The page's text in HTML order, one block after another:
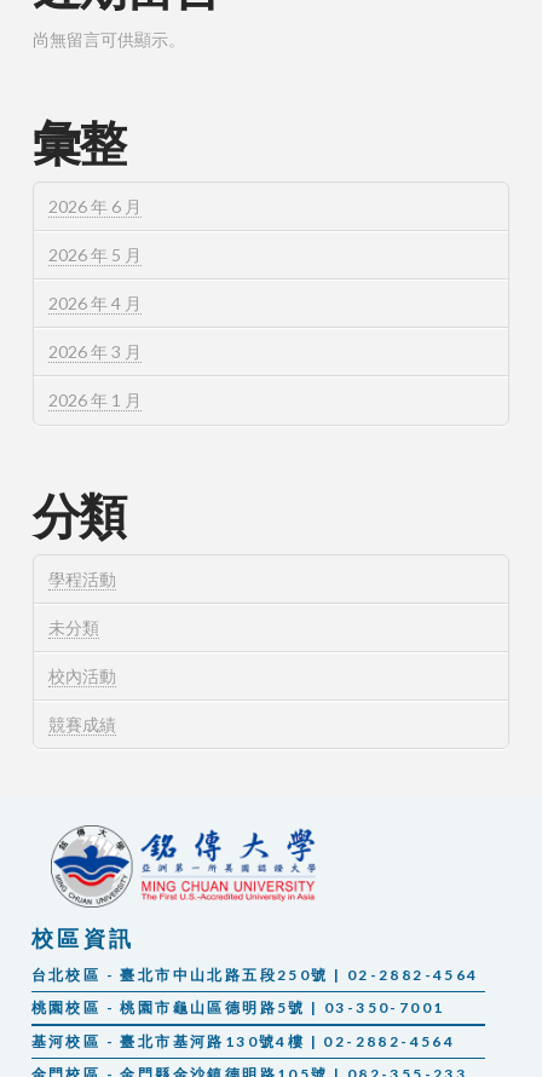
尚無留言可供顯示。
彙整
2026 年 6 月
2026 年 5 月
2026 年 4 月
2026 年 3 月
2026 年 1 月
分類
學程活動
未分類
校內活動
競賽成績
校區資訊
台北校區 - 臺北市中山北路五段250號 | 02-2882-4564
桃園校區 - 桃園市龜山區德明路5號 | 03-350-7001
基河校區 - 臺北市基河路130號4樓 | 02-2882-4564